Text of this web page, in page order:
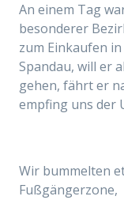
An einem Tag
besonderer
zum Einkaufen
Spandau, will er
gehen, fährt er
empfing uns der
Wir bummelten
Fußgängerzone,